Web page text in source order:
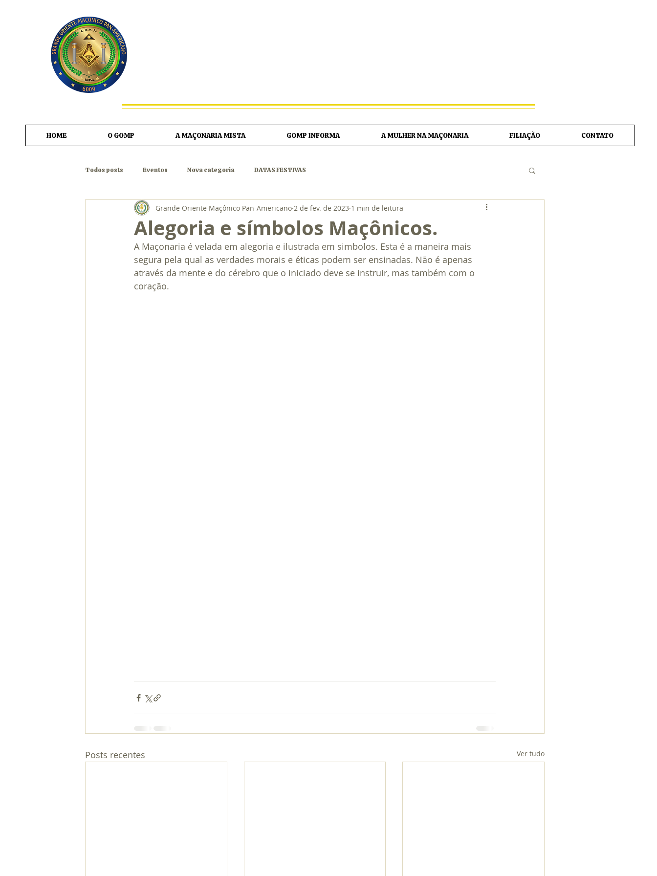
HOME O GOMP A MAÇONARIA MISTA GOMP INFORMA A MULHER NA MAÇONARIA FILIAÇÃO CONTATO
Todos posts Eventos Nova categoria DATAS FESTIVAS
Alegoria e símbolos Maçônicos.
Grande Oriente Maçônico Pan-Americano 2 de fev. de 2023 1 min de leitura
A Maçonaria é velada em alegoria e ilustrada em simbolos. Esta é a maneira mais
segura pela qual as verdades morais e éticas podem ser ensinadas. Não é apenas
através da mente e do cérebro que o iniciado deve se instruir, mas também com o
coração.
Posts recentes Ver tudo